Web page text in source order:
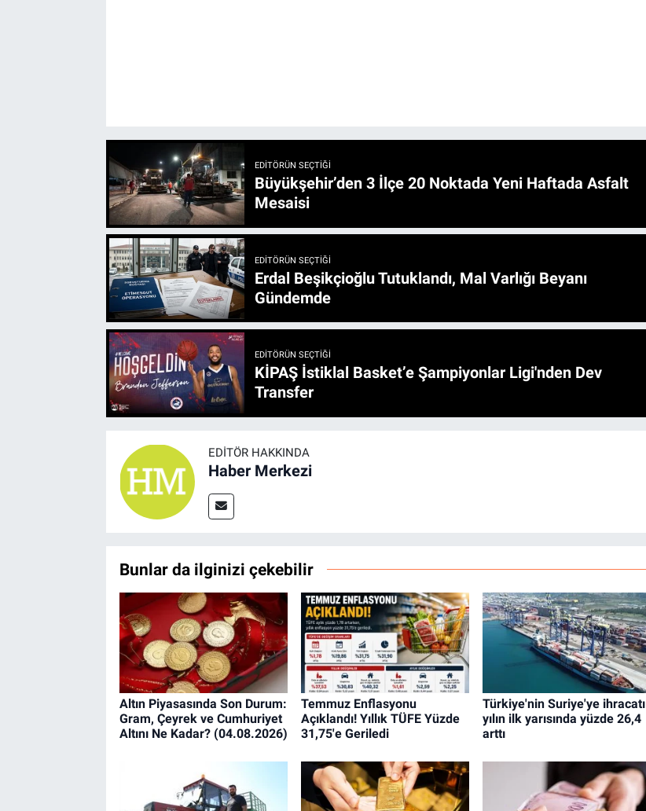
EDITÖRÜN SEÇTIĞI
Büyükşehir’den 3 İlçe 20 Noktada Yeni Haftada Asfalt
Mesaisi
EDITÖRÜN SEÇTIĞI
Erdal Beşikçioğlu Tutuklandı, Mal Varlığı Beyanı
Gündemde
EDITÖRÜN SEÇTIĞI
KİPAŞ İstiklal Basket’e Şampiyonlar Ligi'nden Dev
Transfer
EDITÖR HAKKINDA
Haber Merkezi
Bunlar da ilginizi çekebilir
Altın Piyasasında Son Durum:
Gram, Çeyrek ve Cumhuriyet
Altını Ne Kadar? (04.08.2026)
Temmuz Enflasyonu
Açıklandı! Yıllık TÜFE Yüzde
31,75'e Geriledi
Türkiye'nin Suriye'ye ihracatı
yılın ilk yarısında yüzde 26,4
arttı